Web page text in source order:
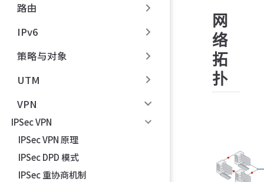
路由
IPv6
策略与对象
UTM
VPN
IPSec VPN
IPSec VPN 原理
IPSec DPD 模式
IPSec 重协商机制
网
络
拓
扑